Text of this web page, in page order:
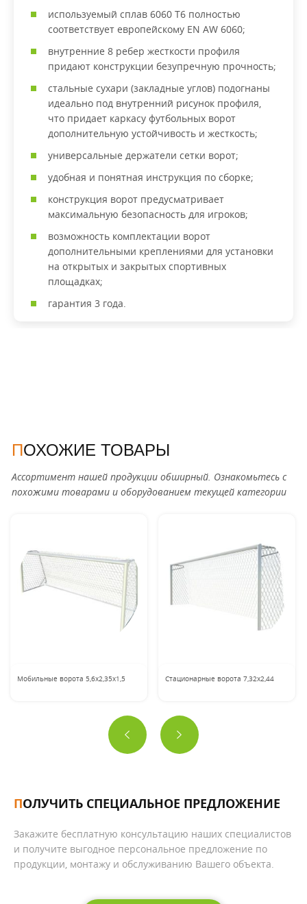
используемый сплав 6060 Т6 полностью
соответствует европейскому EN AW 6060;
внутренние 8 ребер жесткости профиля
придают конструкции безупречную прочность;
стальные сухари (закладные углов) подогнаны
идеально под внутренний рисунок профиля,
что придает каркасу футбольных ворот
дополнительную устойчивость и жесткость;
универсальные держатели сетки ворот;
удобная и понятная инструкция по сборке;
конструкция ворот предусматривает
максимальную безопасность для игроков;
возможность комплектации ворот
дополнительными креплениями для установки
на открытых и закрытых спортивных
площадках;
гарантия 3 года.
ПОХОЖИЕ ТОВАРЫ
Ассортимент нашей продукции обширный. Ознакомьтесь с
похожими товарами и оборудованием текущей категории
Мобильные ворота 5,6х2,35х1,5 Cтационарные ворота 7,32х2,44
ПОЛУЧИТЬ СПЕЦИАЛЬНОЕ ПРЕДЛОЖЕНИЕ
Закажите бесплатную консультацию наших специалистов
и получите выгодное персональное предложение по
продукции, монтажу и обслуживанию Вашего объекта.